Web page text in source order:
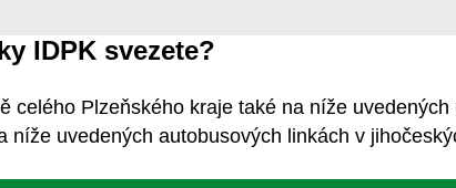
IDPK svezete?
celého Plzeňského kraje také na níže
níže uvedených autobusových linkách v